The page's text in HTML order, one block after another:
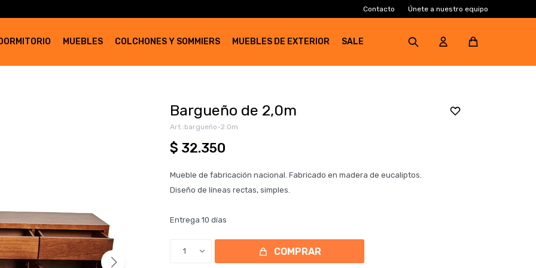
MUEBLES COLCHONES Y SOMMIERS MUEBLES DE EXTERIOR SALE
Contacto Únete a nuestro equipo
Bargueño de 2,0m
bargueño-2.0m
$ 32.350
Mueble de fabricación nacional. Fabricado en madera de eucaliptos.
Diseño de líneas rectas, simples.
Entrega 10 días
1 COMPRAR